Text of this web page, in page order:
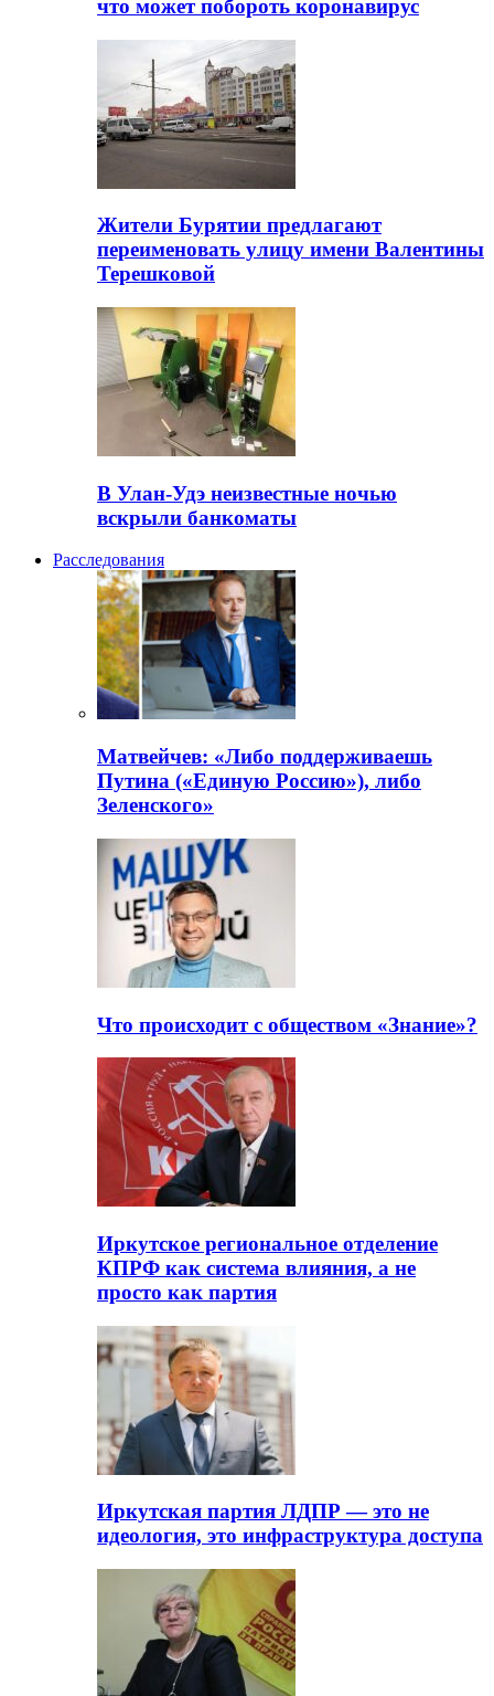
что может побороть коронавирус
Жители Бурятии предлагают
переименовать улицу имени Валентины
Терешковой
В Улан-Удэ неизвестные ночью
вскрыли банкоматы
Расследования
Матвейчев: «Либо поддерживаешь
Путина («Единую Россию»), либо
Зеленского»
Что происходит с обществом «Знание»?
Иркутское региональное отделение
КПРФ как система влияния, а не
просто как партия
Иркутская партия ЛДПР — это не
идеология, это инфраструктура доступа